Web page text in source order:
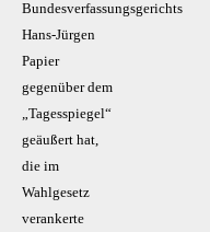
Bundesverfassungsgerichts
Hans-Jürgen
Papier
gegenüber dem
„Tagesspiegel“
geäußert hat,
die im
Wahlgesetz
verankerte